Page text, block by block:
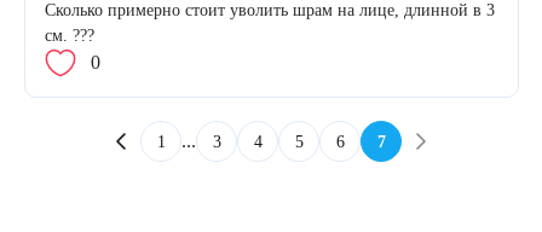
Сколько примерно стоит уволить шрам на лице, длинной в 3
см. ???
0
Предыдущая
1 ... 3 4 5 6 7